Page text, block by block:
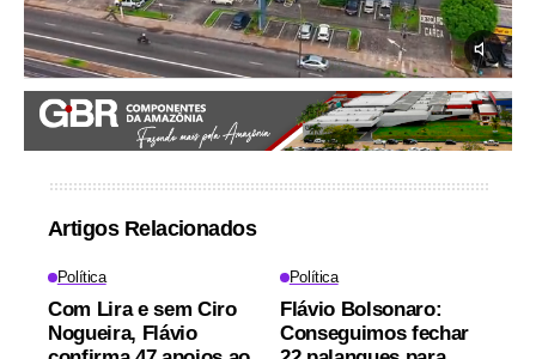
Artigos Relacionados
Política
Com Lira e sem Ciro
Nogueira, Flávio
Política
Flávio Bolsonaro:
Conseguimos fechar